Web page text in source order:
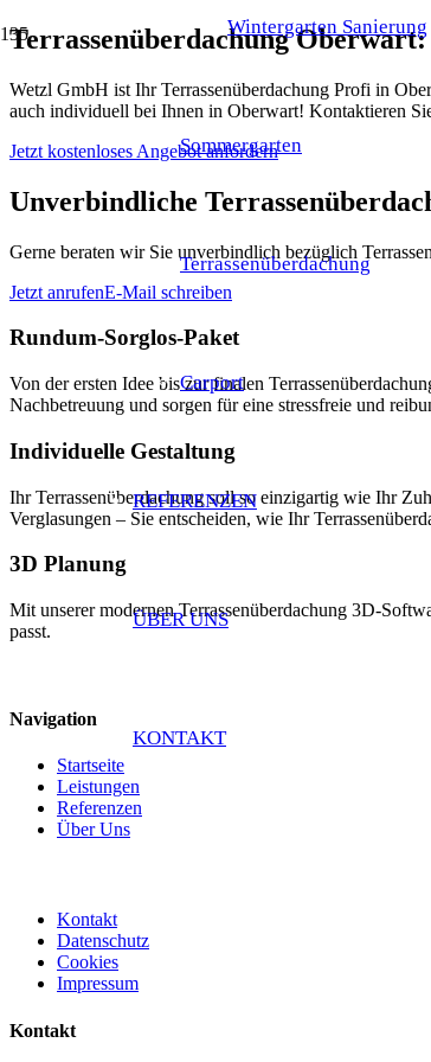
Wintergarten Sanierung
Sommergarten
Terrassenüberdachung
Carport
REFERENZEN
ÜBER UNS
KONTAKT
Terrassenüberdachung
Wetzl GmbH ist Ihr Terrassenüberdachung Profi in
auch individuell bei Ihnen in Oberwart! Kontaktieren
Jetzt kostenloses Angebot anfordern
Unverbindliche
Gerne beraten wir Sie unverbindlich bezüglich
Jetzt anrufenE-Mail schreiben
Rundum-Sorglos-Paket
Von der ersten Idee bis zur finalen
Nachbetreuung und sorgen für eine stressfreie und
Individuelle Gestaltung
Ihr Terrassenüberdachung soll so einzigartig wie Ihr
Verglasungen – Sie entscheiden, wie Ihr
3D Planung
Mit unserer modernen Terrassenüberdachung 3D-
passt.
Navigation
Startseite
Leistungen
Referenzen
Über Uns
Kontakt
Datenschutz
Cookies
Impressum
Kontakt